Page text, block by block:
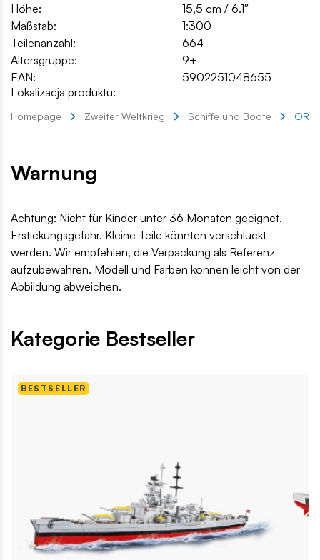
Höhe:
15,5 cm / 6.1″
Maßstab:
1:300
Teilenanzahl:
664
Altersgruppe:
9+
EAN:
5902251048655
Lokalizacja produktu:
Homepage Zweiter Weltkrieg Schiffe und Boote ORP
Warnung
Achtung: Nicht für Kinder unter 36 Monaten geeignet.
Erstickungsgefahr. Kleine Teile könnten verschluckt
werden. Wir empfehlen, die Verpackung als Referenz
aufzubewahren. Modell und Farben können leicht von der
Abbildung abweichen.
Kategorie Bestseller
BESTSELLER